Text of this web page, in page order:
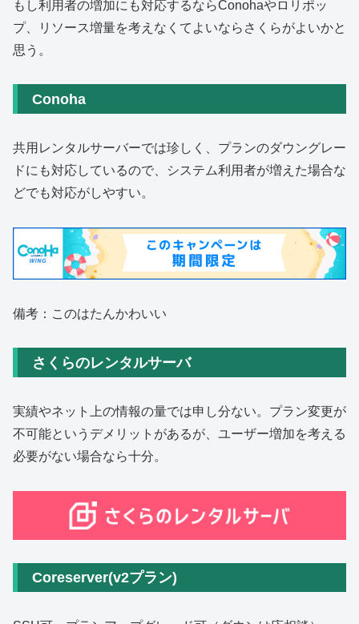
もし利用者の増加にも対応するならConohaやロリポッ
プ、リソース増量を考えなくてよいならさくらがよいかと
思う。
Conoha
共用レンタルサーバーでは珍しく、プランのダウングレー
ドにも対応しているので、システム利用者が増えた場合な
どでも対応がしやすい。
備考：このはたんかわいい
さくらのレンタルサーバ
実績やネット上の情報の量では申し分ない。プラン変更が
不可能というデメリットがあるが、ユーザー増加を考える
必要がない場合なら十分。
Coreserver(v2プラン)